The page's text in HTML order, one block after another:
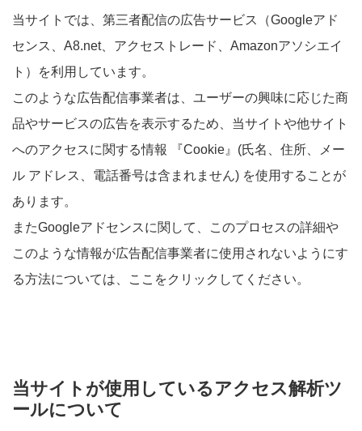
当サイトでは、第三者配信の広告サービス（Googleアド
センス、A8.net、アクセストレード、Amazonアソシエイ
ト）を利用しています。
このような広告配信事業者は、ユーザーの興味に応じた商
品やサービスの広告を表示するため、当サイトや他サイト
へのアクセスに関する情報 『Cookie』(氏名、住所、メー
ル アドレス、電話番号は含まれません) を使用することが
あります。
またGoogleアドセンスに関して、このプロセスの詳細や
このような情報が広告配信事業者に使用されないようにす
る方法については、
ここ をクリックしてください。
当サイトが使用しているアクセス解析ツ
ールについて